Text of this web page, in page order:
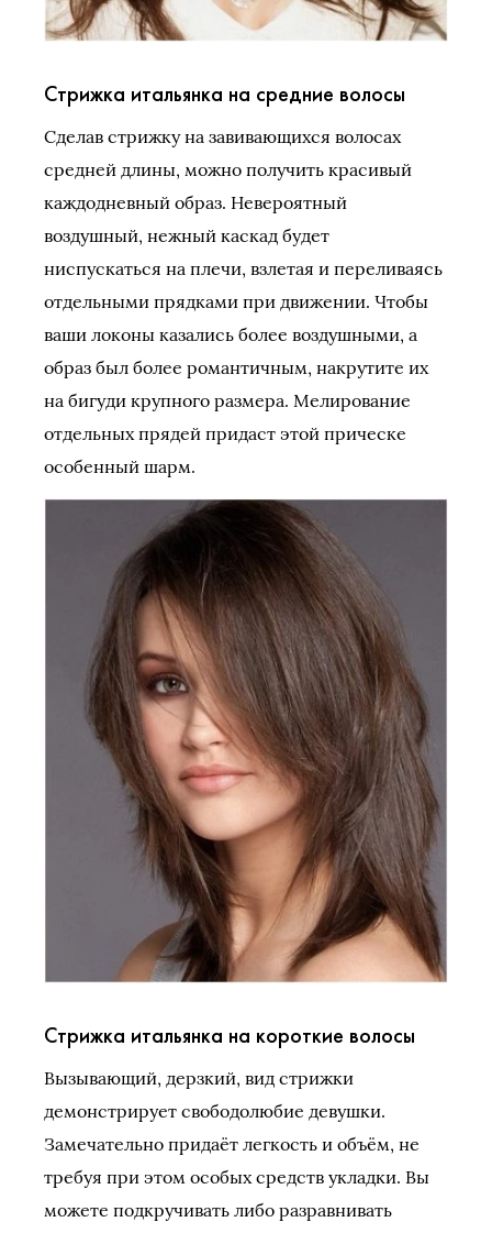
Стрижка итальянка на средние волосы
Сделав стрижку на завивающихся волосах
средней длины, можно получить красивый
каждодневный образ. Невероятный
воздушный, нежный каскад будет
ниспускаться на плечи, взлетая и переливаясь
отдельными прядками при движении. Чтобы
ваши локоны казались более воздушными, а
образ был более романтичным, накрутите их
на бигуди крупного размера. Мелирование
отдельных прядей придаст этой прическе
особенный шарм.
Стрижка итальянка на короткие волосы
Вызывающий, дерзкий, вид стрижки
демонстрирует свободолюбие девушки.
Замечательно придаёт легкость и объём, не
требуя при этом особых средств укладки. Вы
можете подкручивать либо разравнивать